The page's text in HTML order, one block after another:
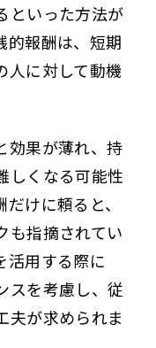
といった方法が
的報酬は、短期
人に対して動機
効果が薄れ、持
しくなる可能性
けに頼ると、
も指摘されてい
活用する際に
スを考慮し、従
夫が求められま